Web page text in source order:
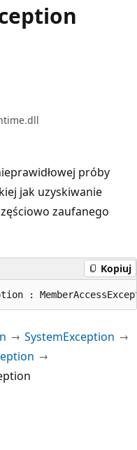
próby
jak uzyskiwanie
zaufanego
Kopiuj
:
SystemException